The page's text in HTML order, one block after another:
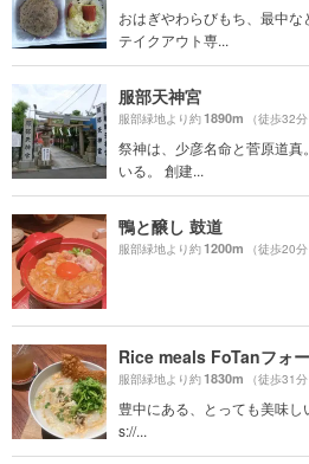
おはぎやわらびもち、最中な
テイクアウト専...
服部天神宮
服部緑地より約1890m （徒歩32分
祭神は、少彦名命と菅原道
いる。 創建...
鴨と醸し 鼓道
服部緑地より約1200m （徒歩20分
Rice meals FoTanフォ
服部緑地より約1830m （徒歩31分
豊中にある、とっても美味
s://...